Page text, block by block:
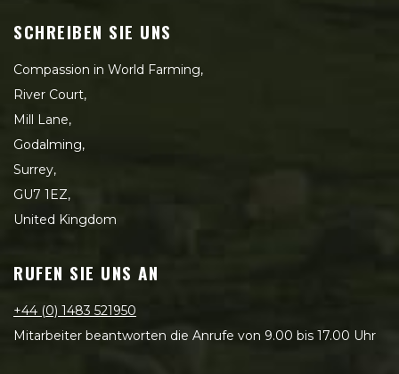
SCHREIBEN SIE UNS
Compassion in World Farming,
River Court,
Mill Lane,
Godalming,
Surrey,
GU7 1EZ,
United Kingdom
RUFEN SIE UNS AN
+44 (0) 1483 521950
Mitarbeiter beantworten die Anrufe von 9.00 bis 17.00 Uhr